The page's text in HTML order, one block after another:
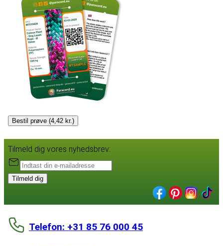
Bestil prøve (4,42 kr.)
Tilmeld dig vores nyhedsbrev:
Tilmeld dig
Telefon: +31 85 76 000 45